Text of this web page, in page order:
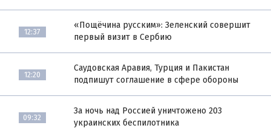
12:37
«Пощёчина русским»: Зеленский совершит
первый визит в Сербию
12:20
Саудовская Аравия, Турция и Пакистан
подпишут соглашение в сфере обороны
09:32
За ночь над Россией уничтожено 203
украинских беспилотника